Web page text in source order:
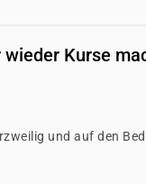
Kurse
und auf den